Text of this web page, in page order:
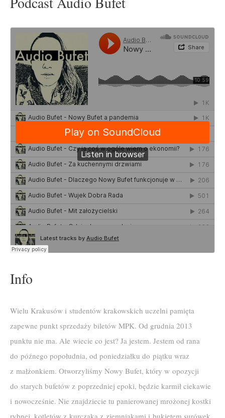
Info
Wielu Krakusów i studentów krakowskich uczelni pamięta
zapewne punkt sprzedaży biletów MPK. Od grudnia 2013
punktu nie ma. Ale wiecie co jest? Ja jestem. Jestem od rana
do późnego popołudnia, od poniedziałku do piątku wraz
z małżonkiem. Otworzyliśmy Nowy Bufet, który w opozycji
do starych bufetów z poprzedniej epoki, będzie karmił ciekawie
i nowocześnie. Nie znajdziecie tu panierowanej mrożonej kostki